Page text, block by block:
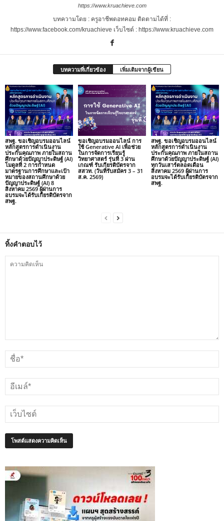
https://www.kruachieve.com
บทความโดย : ครูอาชีพดอทคอม ติดตามได้ที่ :
https://www.facebook.com/kruachieve เว็บไซต์ : https://www.kruachieve.com
บทความที่เกี่ยวข้อง เพิ่มเติมจากผู้เขียน
สพฐ. ขอเชิญอบรมออนไลน์
หลักสูตรการดำเนินงาน
ประกันคุณภาพ ภายในสถาน
ศึกษาด้วยปัญญาประดิษฐ์ (AI)
โมดูลที่ 2 การกำหนด
มาตรฐานการศึกษาและเป้า
หมายของสถานศึกษาด้วย
ปัญญาประดิษฐ์ (AI) 8
สิงหาคม 2569 ผู้ผ่านการ
อบรมจะได้รับเกียรติบัตรจาก
สพฐ.
ขอเชิญอบรมออนไลน์ การ
ใช้ Generative AI เพื่อช่วย
ในการจัดการเรียนรู้
วิทยาศาสตร์ รุ่นที่ 3 ผ่าน
เกณฑ์ รับเกียรติบัตรจาก
สสวท. (วันที่รับสมัคร 3 – 31
ส.ค. 2569)
สพฐ. ขอเชิญอบรมออนไลน์
หลักสูตรการดำเนินงาน
ประกันคุณภาพ ภายในสถาน
ศึกษาด้วยปัญญาประดิษฐ์ (AI)
ทุกวันเสาร์ตลอดเดือน
สิงหาคม 2569 ผู้ผ่านการ
อบรมจะได้รับเกียรติบัตรจาก
สพฐ.
ทิ้งคำตอบไว้